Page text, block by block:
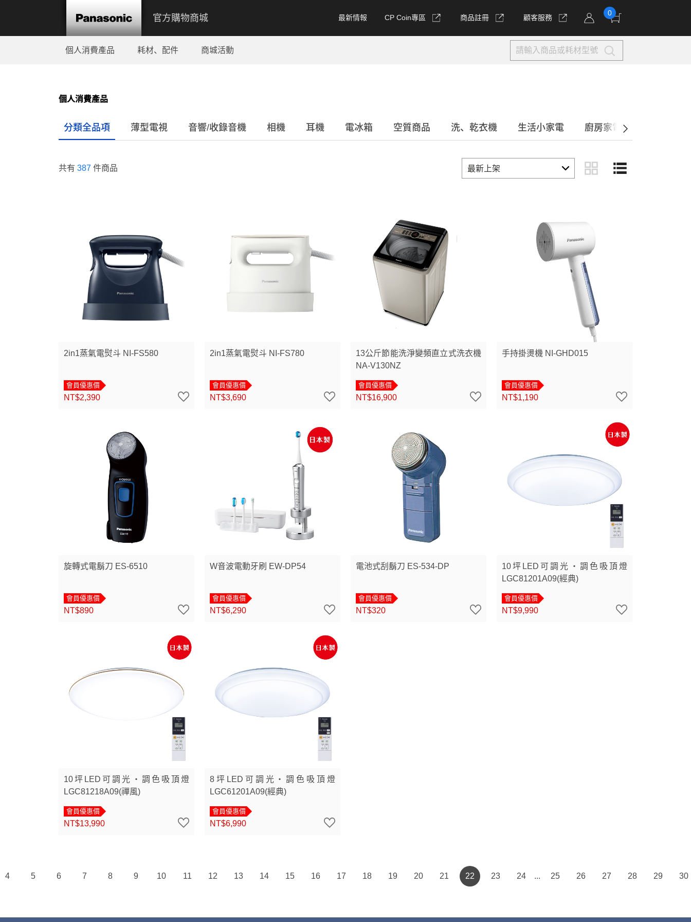
官方購物商城 最新情報 CP Coin專區 商品註冊 顧客服務
0
個人消費產品 耗材、配件 商城活動
個人消費產品
分類全品項 薄型電視 音響/收錄音機 相機 耳機 電冰箱 空質商品 洗、乾衣機 生活小家電 廚房家電
共有 387 件商品
2in1蒸氣電熨斗 NI-FS580
會員優惠價
NT$2,390
2in1蒸氣電熨斗 NI-FS780
會員優惠價
NT$3,690
13公斤節能洗淨變頻直立式洗衣機
NA-V130NZ
會員優惠價
NT$16,900
手持掛燙機 NI-GHD015
會員優惠價
NT$1,190
旋轉式電鬍刀 ES-6510
會員優惠價
NT$890
W音波電動牙刷 EW-DP54
會員優惠價
NT$6,290
電池式刮鬍刀 ES-534-DP
會員優惠價
NT$320
10坪LED可調光・調色吸頂燈
LGC81201A09(經典)
會員優惠價
NT$9,990
10坪LED可調光・調色吸頂燈
LGC81218A09(禪風)
會員優惠價
NT$13,990
8坪LED可調光・調色吸頂燈
LGC61201A09(經典)
會員優惠價
NT$6,990
4 5 6 7 8 9 10 11 12 13 14 15 16 17 18 19 20 21 22 23 24 25 26 27 28 29 30